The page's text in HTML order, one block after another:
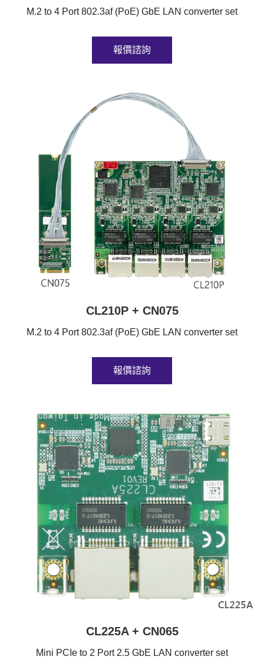
M.2 to 4 Port 802.3af (PoE) GbE LAN converter set
報價諮詢
CL210P + CN075
M.2 to 4 Port 802.3af (PoE) GbE LAN converter set
報價諮詢
CL225A + CN065
Mini PCIe to 2 Port 2.5 GbE LAN converter set